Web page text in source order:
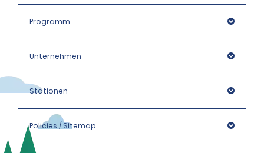
Programm
Unternehmen
Stationen
Policies / Sitemap